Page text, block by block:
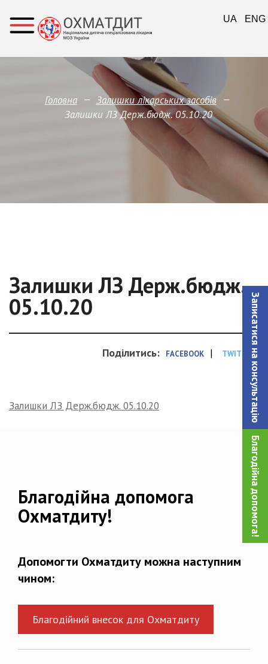
Записатися на консультацiю
Благодійна допомога!
Головна — Залишки лікарських засобів —
Залишки ЛЗ Держ.бюдж. 05.10.20
Залишки ЛЗ Держ.бюдж.
05.10.20
Поділитись: FACEBOOK | TWITTER
Залишки ЛЗ Держ.бюдж. 05.10.20
Благодійна допомога
Охматдиту!
Допомогти Охматдиту можна наступним
чином:
Благодійний внесок для Охматдиту
UA ENG